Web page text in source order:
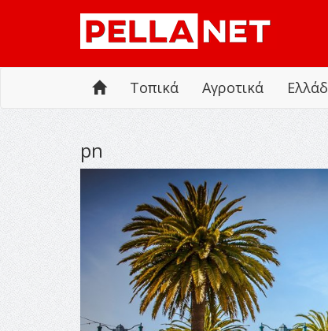
Τοπικά Αγροτικά
pn